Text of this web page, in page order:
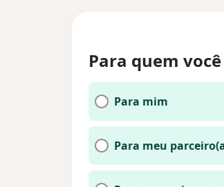
Para quem
Para mim
Para meu